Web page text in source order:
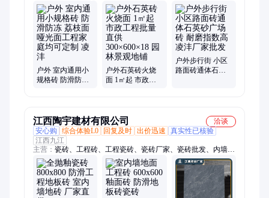
砖、盲道砖、防滑地砖、瓷砖、生态地铺砖、石英砖、外墙砖、
厨房釉面砖、背景墙瓷砖、超市瓷砖、楼顶砖、内墙砖、厨卫
砖、水磨石地砖、复古砖、地铺石、陶瓷仿石材、通体大理石
户外 室内通用小
规格砖 防滑防冻
户外石英砖火烧
面 1㎡起 市政工
户外步行街 小区
路面砖通体石英
江西陶宇建材有限公司
洽谈
安心购
综合体验L0 回复及时 出价迅速
真实性已核验
江西九江
主营： 瓷砖、工程砖、工程瓷砖、瓷砖厂家、瓷砖批发、内墙
砖、地砖、地板砖、玻化砖、抛光砖、仿古砖、釉面砖、素色
砖、柔光砖、陶瓷pc砖、pc砖、楼梯砖、踏步砖、卫生间瓷砖、
陶瓷砖、大理石瓷砖、柔光瓷砖、门槛石、踢脚线、地铺石